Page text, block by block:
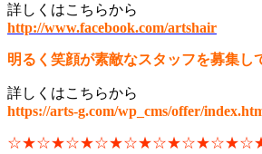
詳しくはこちらから
http://www.facebook.com/artshair
明るく笑顔が素敵なスタッフを募集し
詳しくはこちらから
https://arts-g.com/wp_cms/offer/